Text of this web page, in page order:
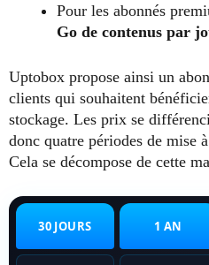
Pour les abonnés
Go de contenus par
Uptobox propose ainsi un
clients qui souhaitent
stockage. Les prix se
donc quatre périodes de mise
Cela se décompose de cette
30 JOURS 1 AN